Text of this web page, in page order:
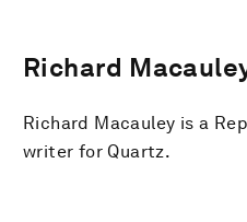
Richard
Richard Macauley is a
writer for Quartz.